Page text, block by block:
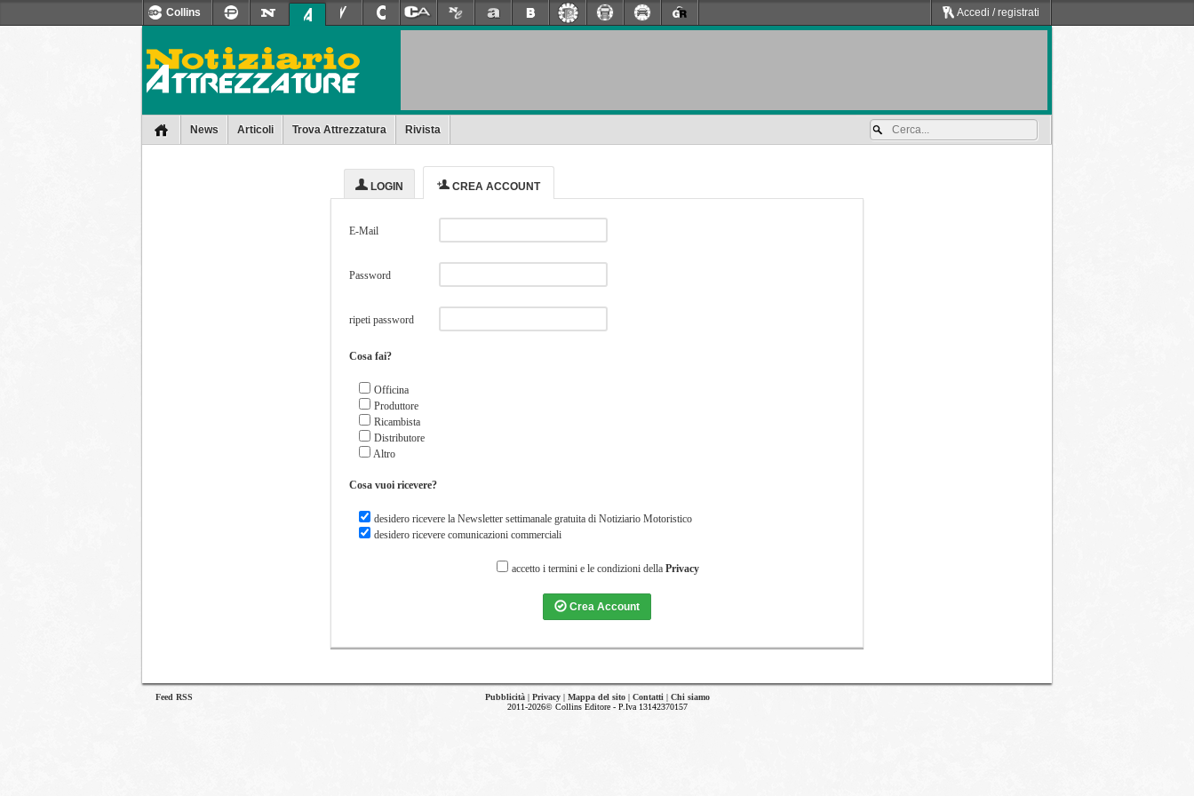
Collins Accedi / registrati
News Articoli Trova Attrezzatura Rivista
LOGIN CREA ACCOUNT
E-Mail
Password
ripeti password
Cosa fai?
Officina
Produttore
Ricambista
Distributore
Altro
Cosa vuoi ricevere?
desidero ricevere la Newsletter settimanale gratuita di Notiziario Motoristico
desidero ricevere comunicazioni commerciali
accetto i termini e le condizioni della Privacy
Crea Account
Feed RSS Pubblicità| Privacy| Mappa del sito| Contatti| Chi siamo
2011-2026© Collins Editore - P.Iva 13142370157